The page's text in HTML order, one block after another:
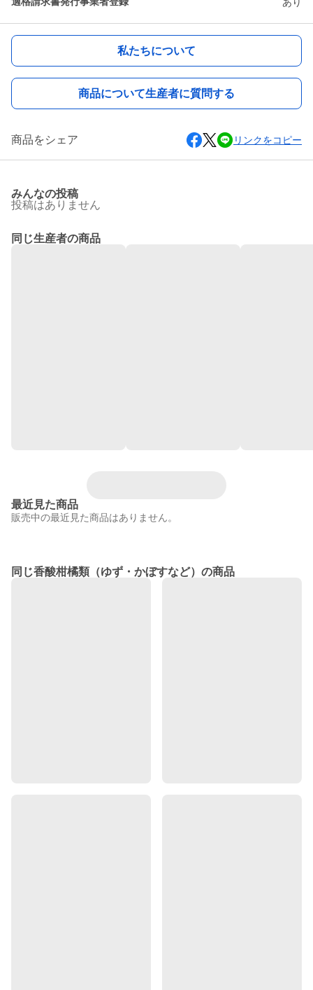
私たちについて
商品について生産者に質問する
商品をシェア リンクをコピー
みんなの投稿
投稿はありません
同じ生産者の商品
最近見た商品
販売中の最近見た商品はありません。
同じ香酸柑橘類（ゆず・かぼすなど）の商品